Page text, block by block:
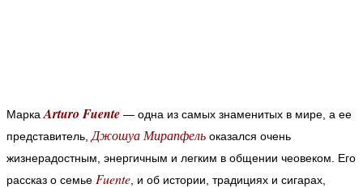
Марка Arturo Fuente — одна из самых знаменитых в мире, а ее
представитель, Джошуа Мирапфель оказался очень
жизнерадостным, энергичным и легким в общении чеовеком. Его
рассказ о семье Fuente , и об истории, традициях и сигарах,